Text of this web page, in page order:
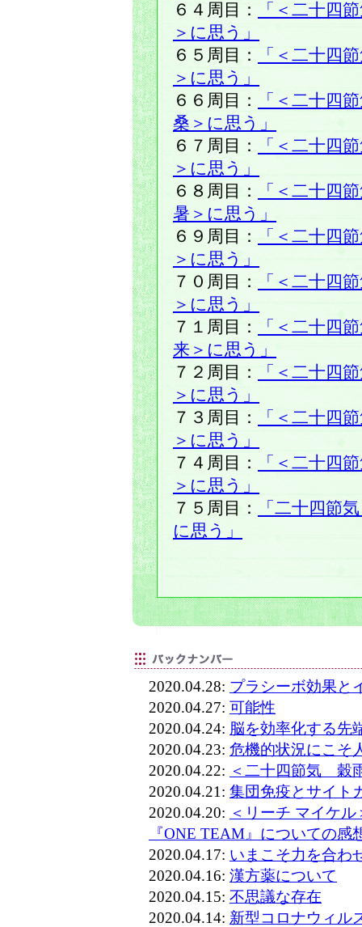
６４周目：
「＜二十四
＞に思う」
６５周目：
「＜二十四
＞に思う」
６６周目：
「＜二十四
桑＞に思う」
６７周目：
「＜二十四
＞に思う」
６８周目：
「＜二十四
暑＞に思う」
６９周目：
「＜二十四
＞に思う」
７０周目：
「＜二十四
＞に思う」
７１周目：
「＜二十四
来＞に思う」
７２周目：
「＜二十四
＞に思う」
７３周目：
「＜二十四
＞に思う」
７４周目：
「＜二十四
＞に思う」
７５周目：
「二十四節
に思う」
2020.04.28: プラシーボ効果と
2020.04.27: 可能性
2020.04.24: 脳を効率化する先
2020.04.23: 危機的状況にこそ
2020.04.22: ＜二十四節気 穀
2020.04.21: 集団免疫とサイト
2020.04.20: ＜リーチ マイケ
『ONE TEAM』についての感
2020.04.17: いまこそ力を合わ
2020.04.16: 漢方薬について
2020.04.15: 不思議な存在
2020.04.14: 新型コロナウィル